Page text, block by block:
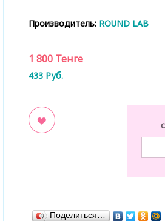
Производитель: ROUND LAB
1 800 Тенге
433 Руб.
Поделиться…